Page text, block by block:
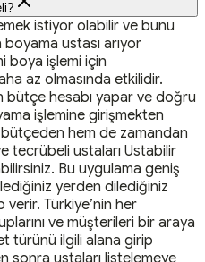
istiyor olabilir ve bunu
ustası arıyor
boya işlemi için
az olmasında etkilidir.
bütçe hesabı yapar ve doğru
işlemine girişmekten
hem de zamandan
tecrübeli ustaları Ustabilir
Bu uygulama geniş
yerden dilediğiniz
verir. Türkiye’nin her
ve müşterileri bir araya
türünü ilgili alana girip